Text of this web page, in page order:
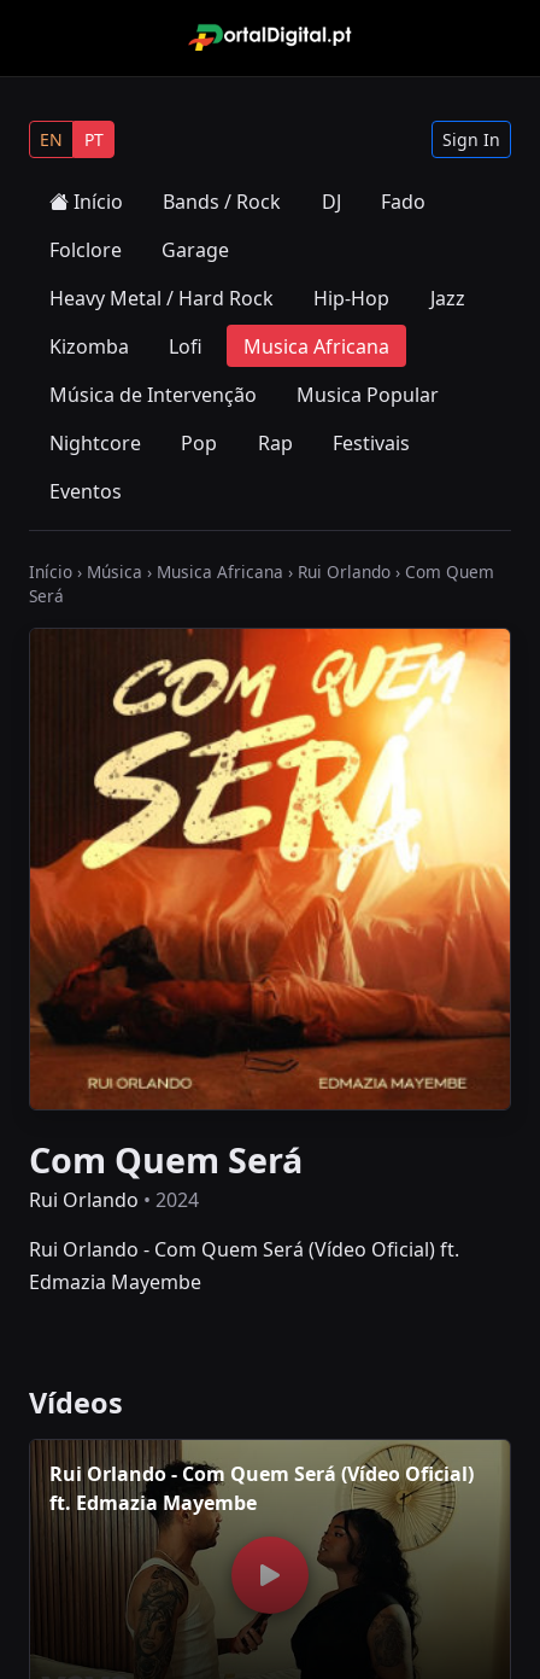
EN PT Sign In
Início Bands / Rock DJ
Fado
Folclore
Garage
Heavy Metal / Hard Rock
Hip-Hop
Jazz
Kizomba
Lofi
Musica Africana
Música de Intervenção
Musica Popular
Nightcore
Pop Rap
Festivais
Eventos
Início › Música › Musica Africana › Rui Orlando › Com Quem
Será
Com Quem Será
Rui Orlando • 2024
Rui Orlando - Com Quem Será (Vídeo Oficial) ft.
Edmazia Mayembe
Vídeos
Rui Orlando - Com Quem Será (Vídeo Oficial)
ft. Edmazia Mayembe